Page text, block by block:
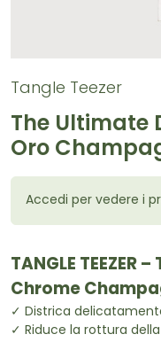
Tangle Teezer
The Ultimate
Oro
Accedi per vedere i
TANGLE
Chrome
✓ Districa
✓ Riduce la rottura